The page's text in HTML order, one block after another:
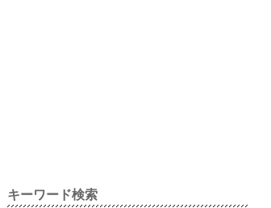
キーワード検索